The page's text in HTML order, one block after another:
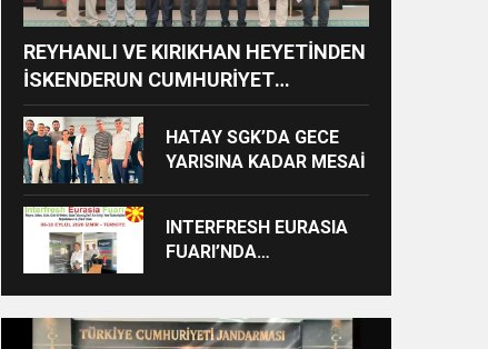
REYHANLI VE KIRIKHAN HEYETİNDEN
İSKENDERUN CUMHURİYET
BAŞSAVCILIĞINA ZİYARET
HATAY SGK’DA GECE
YARISINA KADAR MESAİ
INTERFRESH EURASIA
FUARI’NDA
BİRLİKLERİ İÇİN GERİ
SAYIM BAŞLADI